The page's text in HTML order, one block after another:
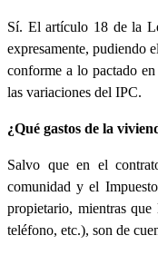
Sí. El artículo 18 de la
expresamente, pudiendo
conforme a lo pactado
las variaciones del IPC.
¿Qué gastos de la
Salvo que en el
comunidad y el
propietario, mientras
teléfono, etc.), son de